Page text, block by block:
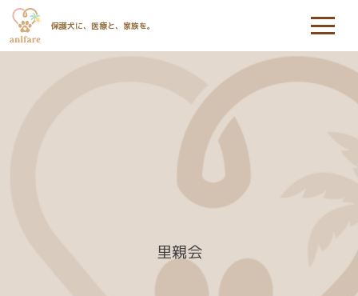
保護犬に、医療と、家族を。
里親会